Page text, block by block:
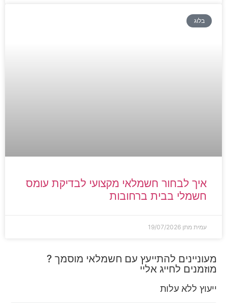
בלוג
איך לבחור חשמלאי מקצועי לבדיקת עומס
חשמלי בבית ברחובות
עמית מתן 19/07/2026
מעוניינים להתייעץ עם חשמלאי מוסמך ?
מוזמנים לחייג אליי
ייעוץ ללא עלות